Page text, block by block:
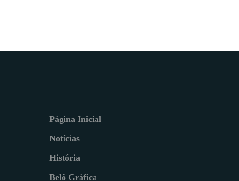
Página Inicial
Notícias
História
Belô Gráfica